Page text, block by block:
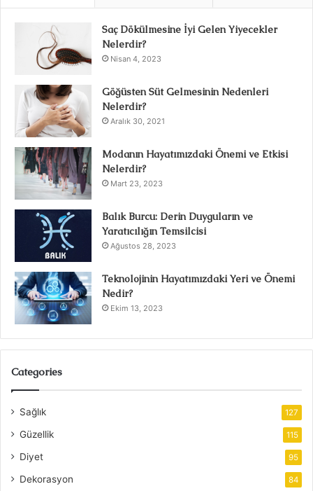
Saç Dökülmesine İyi Gelen Yiyecekler
Nelerdir?
Nisan 4, 2023
Göğüsten Süt Gelmesinin Nedenleri
Nelerdir?
Aralık 30, 2021
Modanın Hayatımızdaki Önemi ve Etkisi
Nelerdir?
Mart 23, 2023
Balık Burcu: Derin Duyguların ve
Yaratıcılığın Temsilcisi
Ağustos 28, 2023
Teknolojinin Hayatımızdaki Yeri ve Önemi
Nedir?
Ekim 13, 2023
Categories
Sağlık 127
Güzellik 115
Diyet 95
Dekorasyon 84